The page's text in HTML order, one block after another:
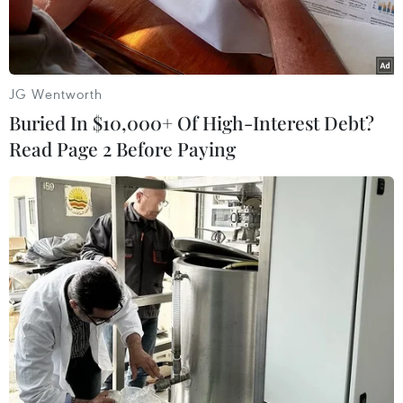
Công nhân làm việc tại cơ sở lọc dầu ở Kirkuk, Iraq. (Ảnh:
AFP/TTXVN)
Một năm trước, vào tháng 6/2022, giá dầu Brent
trung bình tháng ở mức cao 122,71 USD/thùng,
một phần do căng thẳng địa chính trị sau khi
xảy ra xung đột tại Ukraine.
JG Wentworth
Buried In $10,000+ Of High-Interest Debt?
Read Page 2 Before Paying